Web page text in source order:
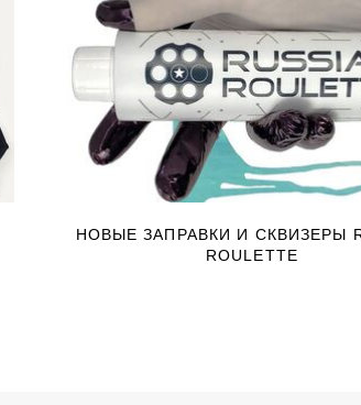
НОВЫЕ ЗАПРАВКИ И СКВИЗЕРЫ
ROULETTE